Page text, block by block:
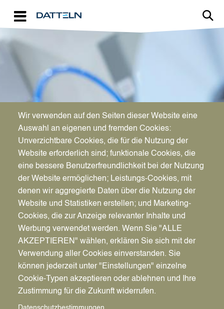
WIRTSCHAFTSFÖRDERUNG
Aktuelles für Unternehmen
Pfadnavigation
Wirtschaft | Bauen | Umwelt Wirtschaftsförderung News
Wirtschafts-
Wir verwenden auf den Seiten dieser Website eine
Auswahl an eigenen und fremden Cookies:
Unverzichtbare Cookies, die für die Nutzung der
Website erforderlich sind; funktionale Cookies, die
eine bessere Benutzerfreundlichkeit bei der Nutzung
der Website ermöglichen; Leistungs-Cookies, mit
denen wir aggregierte Daten über die Nutzung der
Website und Statistiken erstellen; und Marketing-
Cookies, die zur Anzeige relevanter Inhalte und
Werbung verwendet werden. Wenn Sie "ALLE
AKZEPTIEREN" wählen, erklären Sie sich mit der
Verwendung aller Cookies einverstanden. Sie
können jederzeit unter "Einstellungen" einzelne
Cookie-Typen akzeptieren oder ablehnen und Ihre
Zustimmung für die Zukunft widerrufen.